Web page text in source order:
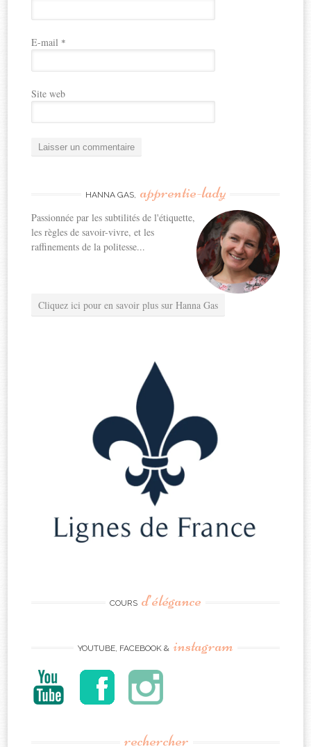
E-mail *
Site web
HANNA GAS, apprentie-lady
Passionnée par les subtilités de l'étiquette,
les règles de savoir-vivre, et les
raffinements de la politesse...
Cliquez ici pour en savoir plus sur Hanna Gas
COURS d’élégance
YOUTUBE, FACEBOOK & instagram
rechercher